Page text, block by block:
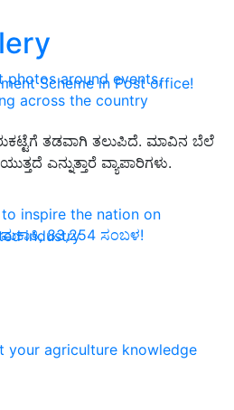
photos around events,
across the country
inspire the nation on
industry
your agriculture knowledge
Scheme in Post office!
ತಡವಾಗಿ ತಲುಪಿದೆ. ಮಾವಿನ ಬೆಲೆ
ಎನ್ನುತ್ತಾರೆ ವ್ಯಾಪಾರಿಗಳು.
83,254 ಸಂಬಳ!